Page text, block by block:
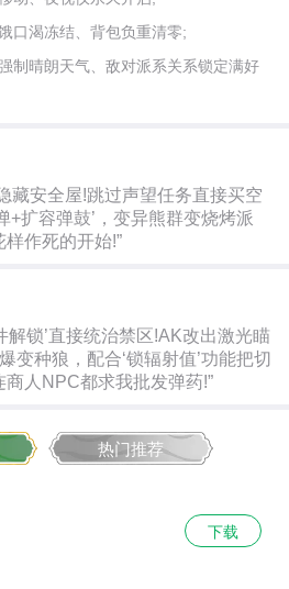
口渴冻结、背包负重清零;
制晴朗天气、敌对派系关系锁定满好
藏安全屋!跳过声望任务直接买空
+扩容弹鼓’，变异熊群变烧烤派
作死的开始!”
解锁’直接统治禁区!AK改出激光瞄
变种狼，配合‘锁辐射值’功能把切
人NPC都求我批发弹药!”
热门推荐
下载